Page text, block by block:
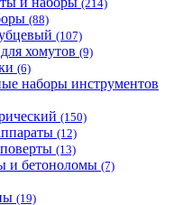
(214)
(88)
(107)
хомутов (9)
(6)
наборы инструментов
(150)
(12)
(13)
и бетоноломы (7)
(19)